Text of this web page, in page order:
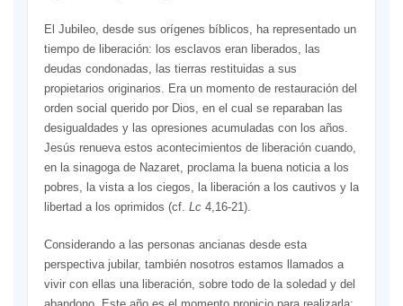
El Jubileo, desde sus orígenes bíblicos, ha representado un
tiempo de liberación: los esclavos eran liberados, las
deudas condonadas, las tierras restituidas a sus
propietarios originarios. Era un momento de restauración del
orden social querido por Dios, en el cual se reparaban las
desigualdades y las opresiones acumuladas con los años.
Jesús renueva estos acontecimientos de liberación cuando,
en la sinagoga de Nazaret, proclama la buena noticia a los
pobres, la vista a los ciegos, la liberación a los cautivos y la
libertad a los oprimidos (cf. Lc4,16-21).
Considerando a las personas ancianas desde esta
perspectiva jubilar, también nosotros estamos llamados a
vivir con ellas una liberación, sobre todo de la soledad y del